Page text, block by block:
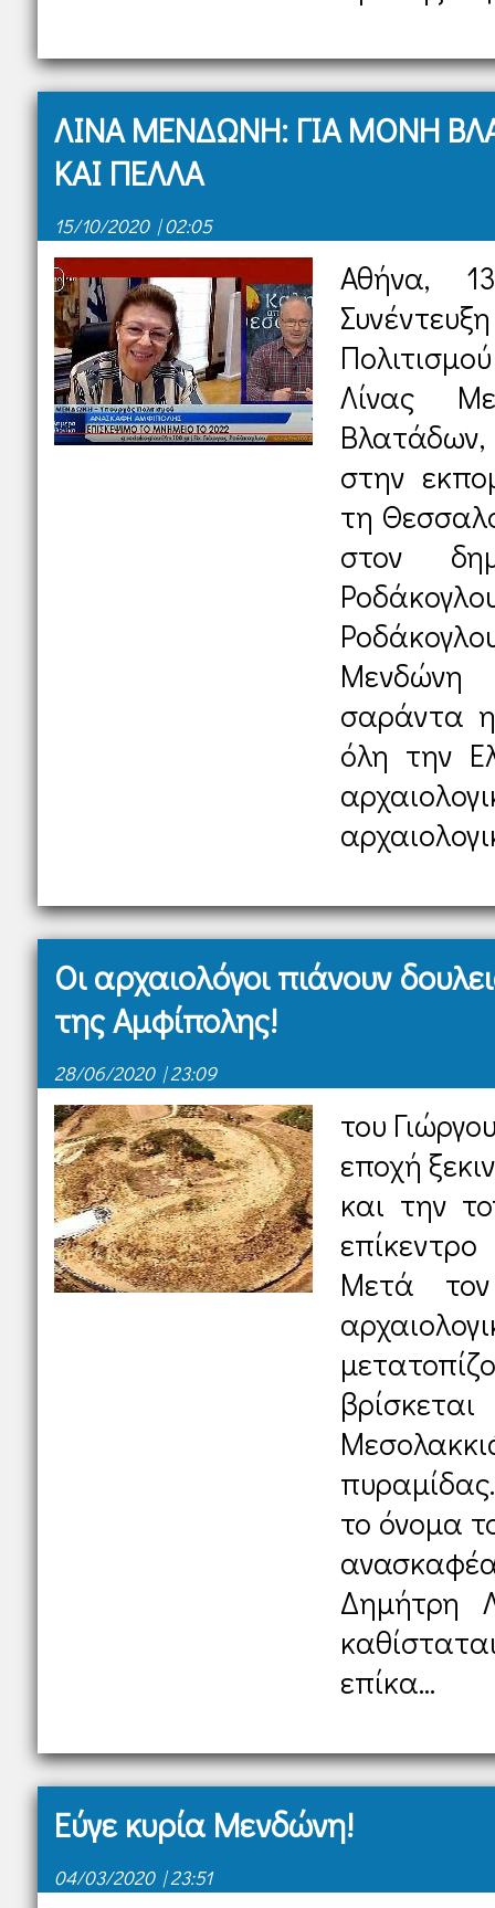
ΛΙΝΑ ΜΕΝΔΩΝΗ: ΓΙΑ ΜΟΝΗ
ΚΑΙ ΠΕΛΛΑ
15/10/2020 | 02:05
Αθήνα,
Λίνας
στην
τη
στον
Μενδώνη
σαράντα
όλη την
Οι αρχαιολόγοι πιάνουν
της Αμφίπολης!
28/06/2020 | 23:09
του
εποχή
και την
Μετά
το όνομα
Δημήτρη
επίκα...
Εύγε κυρία Μενδώνη!
04/03/2020 | 23:51